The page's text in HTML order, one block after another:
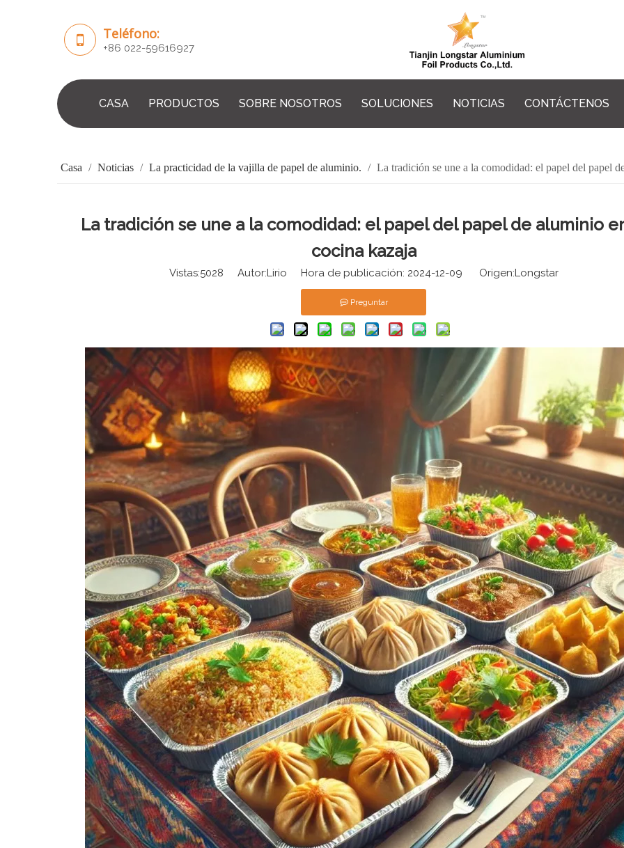
Teléfono:
+86 022-59616927
CASA PRODUCTOS SOBRE NOSOTROS SOLUCIONES NOTICIAS CONTÁCTENOS
Casa / Noticias / La practicidad de la vajilla de papel de aluminio. / La tradición se une a la comodidad: el papel del papel
La tradición se une a la comodidad: el papel del papel de aluminio
cocina kazaja
Vistas:5028 Autor:Lirio Hora de publicación: 2024-12-09 Origen:Longstar
Preguntar